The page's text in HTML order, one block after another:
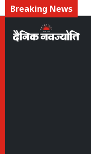
Breaking News